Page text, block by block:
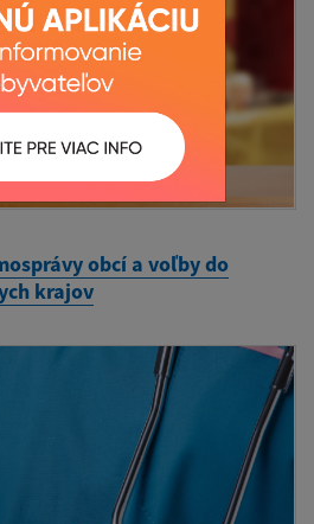
obcí a voľby do
krajov